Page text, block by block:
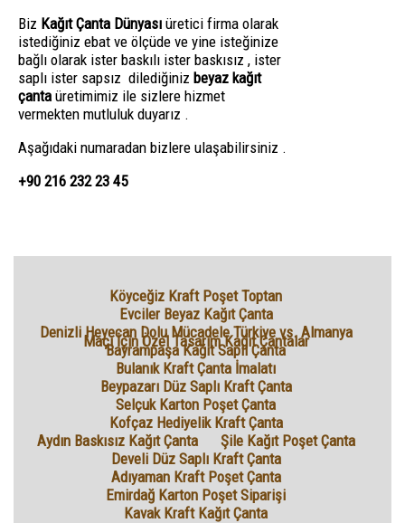
Biz Kağıt Çanta Dünyası üretici firma olarak
istediğiniz ebat ve ölçüde ve yine isteğinize
bağlı olarak ister baskılı ister baskısız , ister
saplı ister sapsız dilediğiniz beyaz kağıt
çanta üretimimiz ile sizlere hizmet
vermekten mutluluk duyarız .
Aşağıdaki numaradan bizlere ulaşabilirsiniz .
+90 216 232 23 45
Köyceğiz Kraft Poşet Toptan
Evciler Beyaz Kağıt Çanta
Denizli Heyecan Dolu Mücadele Türkiye vs. Almanya
Maçı İçin Özel Tasarım Kağıt Çantalar
Bayrampaşa Kağıt Saplı Çanta
Bulanık Kraft Çanta İmalatı
Beypazarı Düz Saplı Kraft Çanta
Selçuk Karton Poşet Çanta
Kofçaz Hediyelik Kraft Çanta
Aydın Baskısız Kağıt Çanta
Şile Kağıt Poşet Çanta
Develi Düz Saplı Kraft Çanta
Adıyaman Kraft Poşet Çanta
Emirdağ Karton Poşet Siparişi
Kavak Kraft Kağıt Çanta